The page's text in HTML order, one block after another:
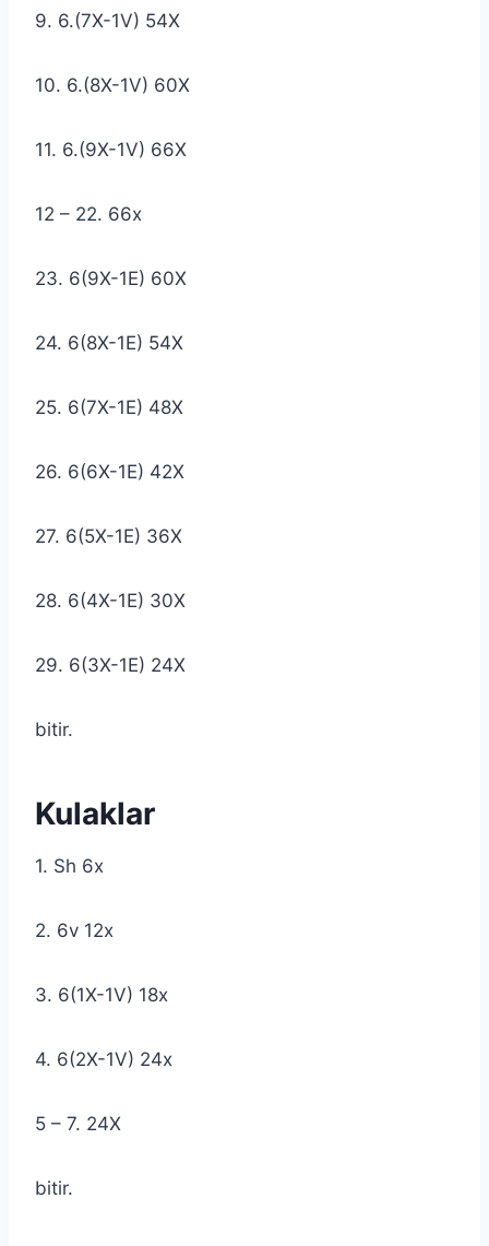
9. 6.(7X-1V) 54X
10. 6.(8X-1V) 60X
11. 6.(9X-1V) 66X
12 – 22. 66x
23. 6(9X-1E) 60X
24. 6(8X-1E) 54X
25. 6(7X-1E) 48X
26. 6(6X-1E) 42X
27. 6(5X-1E) 36X
28. 6(4X-1E) 30X
29. 6(3X-1E) 24X
bitir.
Kulaklar
1. Sh 6x
2. 6v 12x
3. 6(1X-1V) 18x
4. 6(2X-1V) 24x
5 – 7. 24X
bitir.